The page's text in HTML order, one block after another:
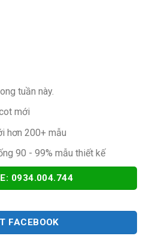
tuần này.
mới
hơn 200+ mẫu
90 - 99% mẫu thiết kế
0934.004.744
FACEBOOK